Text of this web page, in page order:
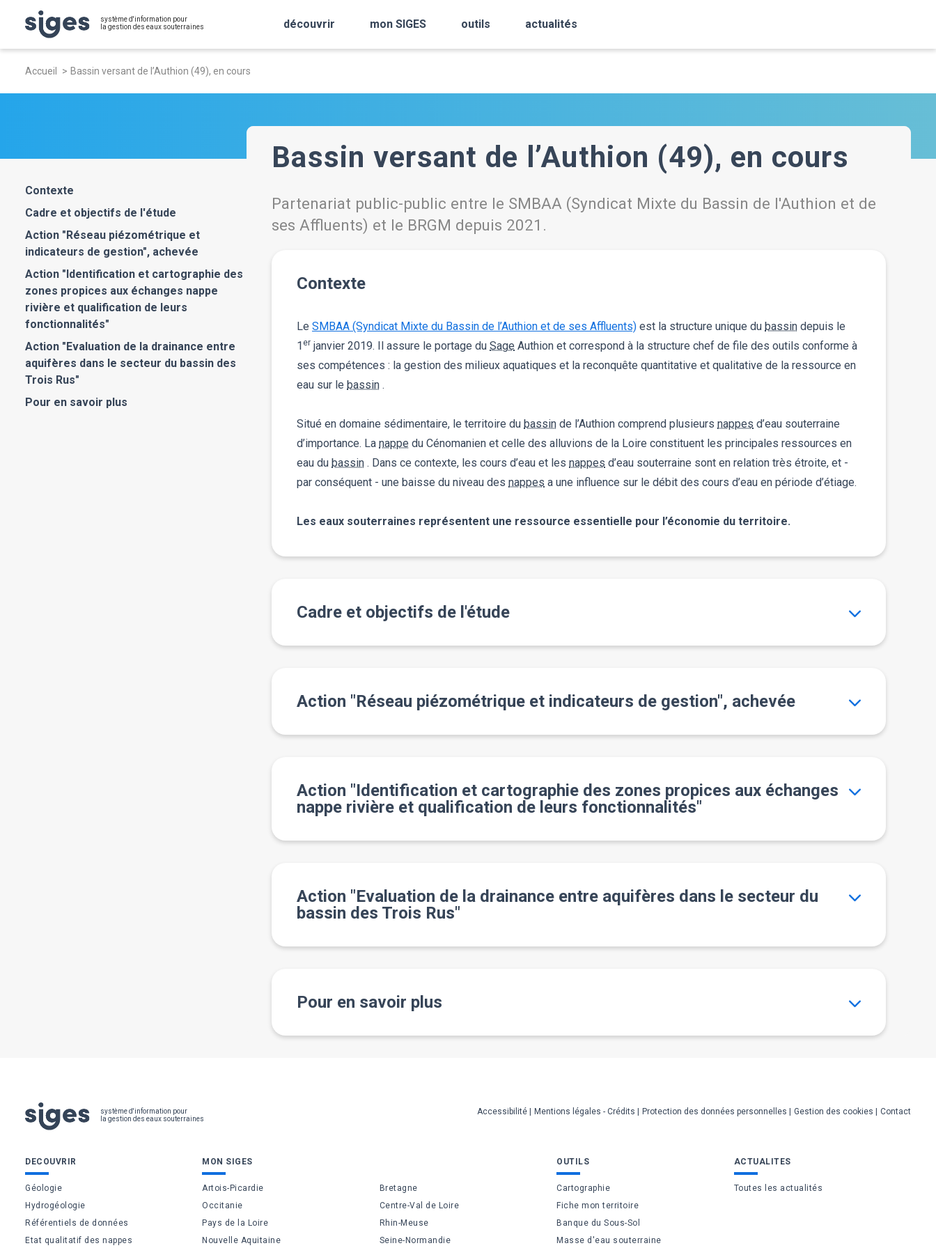
système d'information pour
la gestion des eaux souterraines
découvrir mon SIGES outils actualités
d'Ariane
Accueil Bassin versant de l’Authion (49), en cours
Contexte
Cadre et objectifs de l'étude
Action "Réseau piézométrique et
indicateurs de gestion", achevée
Action "Identification et cartographie des
zones propices aux échanges nappe
rivière et qualification de leurs
fonctionnalités"
Action "Evaluation de la drainance entre
aquifères dans le secteur du bassin des
Trois Rus"
Pour en savoir plus
Bassin versant de l’Authion (49), en cours
Partenariat public-public entre le SMBAA (Syndicat Mixte du Bassin de l'Authion et de
ses Affluents) et le BRGM depuis 2021.
Contexte
Le SMBAA (Syndicat Mixte du Bassin de l’Authion et de ses Affluents) est la structure unique du bassin depuis le
1 er janvier 2019. Il assure le portage du Sage Authion et correspond à la structure chef de file des outils conforme à
ses compétences : la gestion des milieux aquatiques et la reconquête quantitative et qualitative de la ressource en
eau sur le bassin .
Situé en domaine sédimentaire, le territoire du bassin de l’Authion comprend plusieurs nappes d’eau souterraine
d’importance. La nappe du Cénomanien et celle des alluvions de la Loire constituent les principales ressources en
eau du bassin . Dans ce contexte, les cours d’eau et les nappes d’eau souterraine sont en relation très étroite, et -
par conséquent - une baisse du niveau des nappes a une influence sur le débit des cours d’eau en période d’étiage.
Les eaux souterraines représentent une ressource essentielle pour l’économie du territoire.
Cadre et objectifs de l'étude
Action "Réseau piézométrique et indicateurs de gestion", achevée
Action "Identification et cartographie des zones propices aux échanges
nappe rivière et qualification de leurs fonctionnalités"
Action "Evaluation de la drainance entre aquifères dans le secteur du
bassin des Trois Rus"
Pour en savoir plus
système d'information pour
la gestion des eaux souterraines
Pied
page
Accessibilité Mentions légales - Crédits Protection des données personnelles Gestion des cookies Contact
Bas
de
page
DECOUVRIR
Géologie
Hydrogéologie
Référentiels de données
Etat qualitatif des nappes
MON SIGES
Artois-Picardie
Bretagne
Occitanie
Centre-Val de Loire
Pays de la Loire
Rhin-Meuse
Nouvelle Aquitaine
Seine-Normandie
OUTILS
Cartographie
Fiche mon territoire
Banque du Sous-Sol
Masse d'eau souterraine
ACTUALITES
Toutes les actualités
Panneau de gestion des cookies